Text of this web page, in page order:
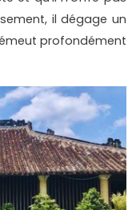
il dégage un
profondément